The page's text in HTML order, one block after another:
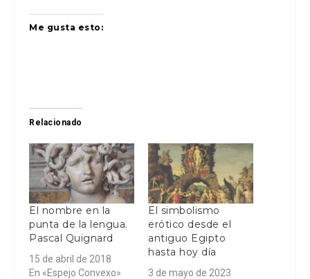
Me gusta esto:
Relacionado
El nombre en la
punta de la lengua.
Pascal Quignard
15 de abril de 2018
En «Espejo Convexo»
El simbolismo
erótico desde el
antiguo Egipto
hasta hoy día
3 de mayo de 2023